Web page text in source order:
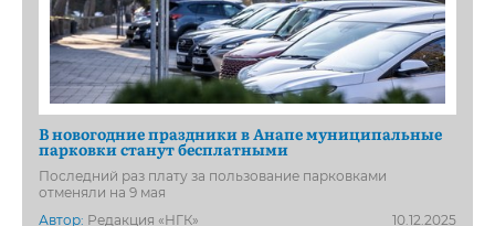
В новогодние праздники в Анапе муниципальные
парковки станут бесплатными
Последний раз плату за пользование парковками
отменяли на 9 мая
Автор: Редакция «НГК»
10.12.2025